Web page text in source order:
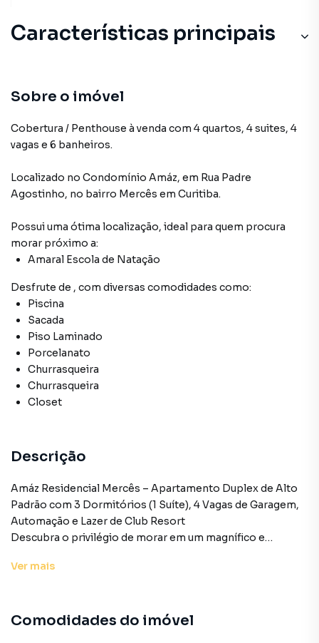
Características principais
Churrasqueira
Playground
Piscina
Sobre o imóvel
Cobertura / Penthouse à venda com 4 quartos, 4 suites, 4
vagas e 6 banheiros.
Localizado no Condomínio Amáz, em Rua Padre
Agostinho, no bairro Mercês em Curitiba.
Possui uma ótima localização, ideal para quem procura
morar próximo a:
Amaral Escola de Natação
Desfrute de , com diversas comodidades como:
Piscina
Sacada
Piso Laminado
Porcelanato
Churrasqueira
Churrasqueira
Closet
Descrição
Amáz Residencial Mercês – Apartamento Duplex de Alto
Padrão com 3 Dormitórios (1 Suíte), 4 Vagas de Garagem,
Automação e Lazer de Club Resort
Descubra o privilégio de morar em um magnífico e
Situado na prestigiada Rua Fernando Simas, no coração do
com maestria em dois pavimentos fluídos para famílias
Ver mais
Comodidades do imóvel